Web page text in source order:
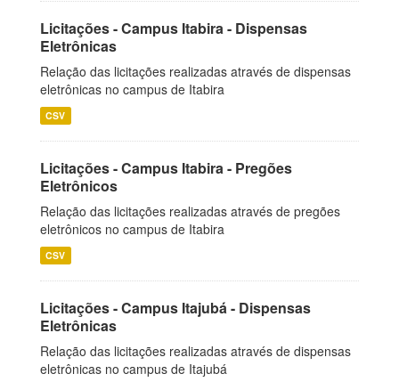
Licitações - Campus Itabira - Dispensas
Eletrônicas
Relação das licitações realizadas através de dispensas
eletrônicas no campus de Itabira
CSV
Licitações - Campus Itabira - Pregões
Eletrônicos
Relação das licitações realizadas através de pregões
eletrônicos no campus de Itabira
CSV
Licitações - Campus Itajubá - Dispensas
Eletrônicas
Relação das licitações realizadas através de dispensas
eletrônicas no campus de Itajubá